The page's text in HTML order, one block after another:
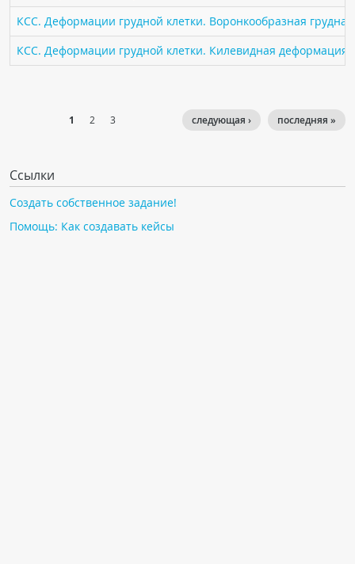
КСС. Деформации грудной клетки. Воронкообразная
КСС. Деформации грудной клетки. Килевидная деформация
1 2 3 последняя »
следующая ›
Ссылки
Создать собственное задание!
Помощь: Как создавать кейсы